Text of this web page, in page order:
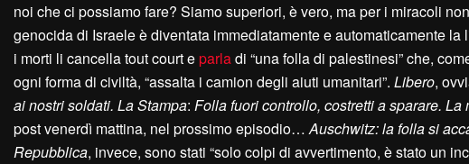
noi che ci possiamo fare? Siamo superiori, è vero, ma per i miracoli
genocida di Israele è diventata immediatamente e automaticamente
i morti li cancella tout court eparladi “una folla di palestinesi” che,
ogni forma di civiltà, “assalta i camion degli aiuti umanitari”. Libero,
ai nostri soldati. La Stampa: Folla fuori controllo, costretti a sparare.
post venerdì mattina, nel prossimo episodio…Auschwitz: la folla si
Repubblica, invece, sono stati “solo colpi di avvertimento, è stato un